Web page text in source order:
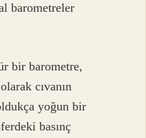
barometreler
bir barometre,
cıvanın
yoğun bir
basınç